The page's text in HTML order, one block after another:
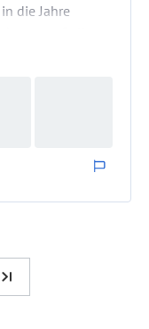
die Jahre